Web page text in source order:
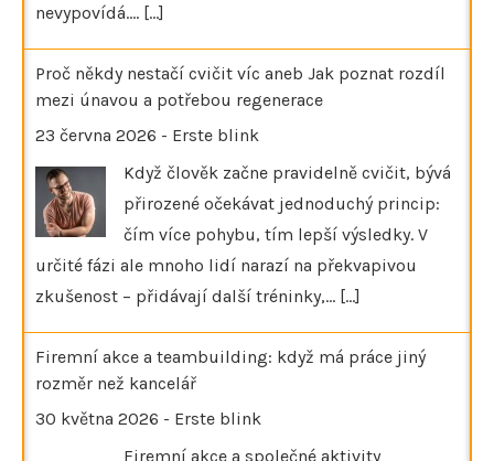
nevypovídá.… [...]
Proč někdy nestačí cvičit víc aneb Jak poznat rozdíl
mezi únavou a potřebou regenerace
23 června 2026 - Erste blink
Když člověk začne pravidelně cvičit, bývá
přirozené očekávat jednoduchý princip:
čím více pohybu, tím lepší výsledky. V
určité fázi ale mnoho lidí narazí na překvapivou
zkušenost – přidávají další tréninky,… [...]
Firemní akce a teambuilding: když má práce jiný
rozměr než kancelář
30 května 2026 - Erste blink
Firemní akce a společné aktivity